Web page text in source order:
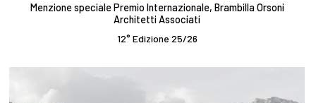
Menzione speciale Premio Internazionale, Brambilla Orsoni
Architetti Associati
12° Edizione 25/26